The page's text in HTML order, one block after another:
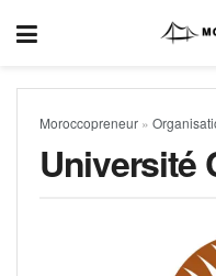
Moroccopreneur »
Université